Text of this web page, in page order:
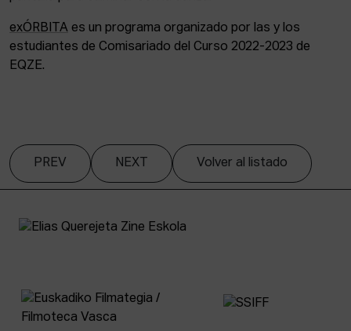
exÓRBITA es un programa organizado por las y los
estudiantes de Comisariado del Curso 2022-2023 de
EQZE.
PREV NEXT Volver al listado